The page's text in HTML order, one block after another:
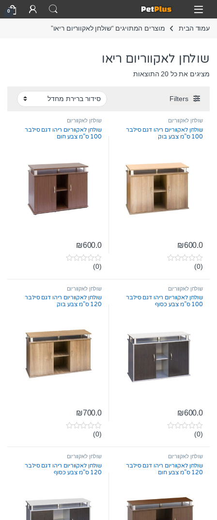
Skip to navigation
Skip to content
Open
0
עמוד הבית מוצרים המתויגים “שולחן לאקווריום ריאו”
שולחן לאקווריום ריאו
מציגים את כל ⁦20⁩ התוצאות
Filters
שולחן לאקווריום
שולחן לאקווריום ריהו דגם סילבר
100 ס”מ צבע בוק
₪600.0
0
t
o
f
5
(0)
שולחן לאקווריום
שולחן לאקווריום ריהו דגם סילבר
100 ס”מ צבע חום
₪600.0
0
t
o
f
5
(0)
שולחן לאקווריום
שולחן לאקווריום ריהו דגם סילבר
100 ס”מ צבע כסוף
₪600.0
0
t
o
f
5
(0)
שולחן לאקווריום
שולחן לאקווריום ריהו דגם סילבר
120 ס”מ צבע בוק
₪700.0
0
t
o
f
5
(0)
שולחן לאקווריום
שולחן לאקווריום ריהו דגם סילבר
120 ס”מ צבע חום
שולחן לאקווריום
שולחן לאקווריום ריהו דגם סילבר
120 ס”מ צבע כסוף